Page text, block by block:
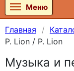
Меню
Главная
P. Lion / P. Lion
Музыка и